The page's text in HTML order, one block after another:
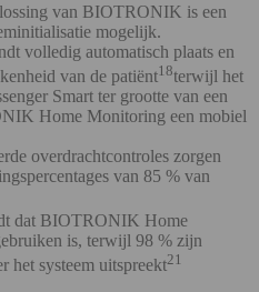
van BIOTRONIK is een
mogelijk.
volledig automatisch plaats en
van de patiënt18terwijl het
Smart ter grootte van een
Home Monitoring een mobiel
overdrachtcontroles zorgen
van 85 % van
dat BIOTRONIK Home
is, terwijl 98 % zijn
het systeem uitspreekt21